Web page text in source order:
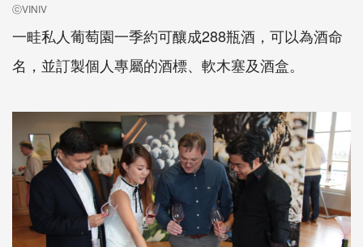
ⓒVINIV
一畦私人葡萄園一季約可釀成288瓶酒，可以為酒命
名，並訂製個人專屬的酒標、軟木塞及酒盒。